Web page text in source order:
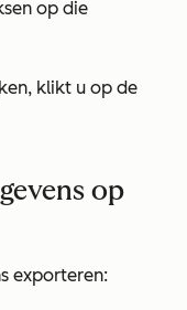
op die
klikt u op de
op
exporteren: